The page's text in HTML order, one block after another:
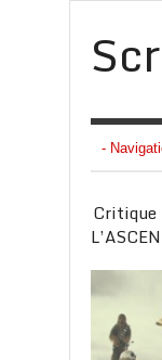
Critique